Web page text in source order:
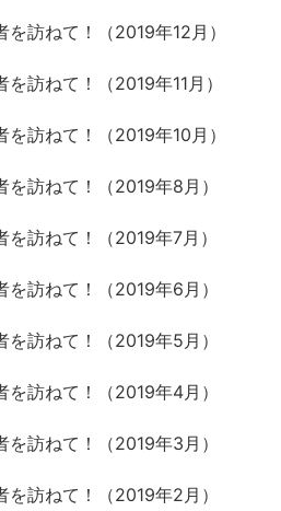
訪ねて！（2019年12月）
訪ねて！（2019年11月）
訪ねて！（2019年10月）
訪ねて！（2019年8月）
訪ねて！（2019年7月）
訪ねて！（2019年6月）
訪ねて！（2019年5月）
訪ねて！（2019年4月）
訪ねて！（2019年3月）
訪ねて！（2019年2月）